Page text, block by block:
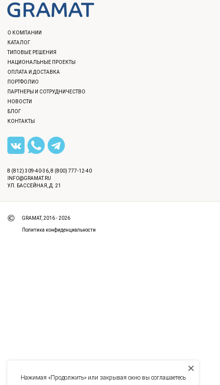
О КОМПАНИИ
КАТАЛОГ
ТИПОВЫЕ РЕШЕНИЯ
НАЦИОНАЛЬНЫЕ ПРОЕКТЫ
ОПЛАТА И ДОСТАВКА
ПОРТФОЛИО
ПАРТНЕРЫ И СОТРУДНИЧЕСТВО
НОВОСТИ
БЛОГ
КОНТАКТЫ
8 (812) 309-40-36 8 (800) 777-12-40
INFO@GRAMAT.RU
УЛ. БАССЕЙНАЯ, Д. 21
© GRAMAT, 2016 - 2026
Политика конфиденциальности
Нажимая «Продолжить» или закрывая окно вы соглашаетесь